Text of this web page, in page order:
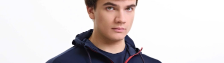
Москва и МО (14)